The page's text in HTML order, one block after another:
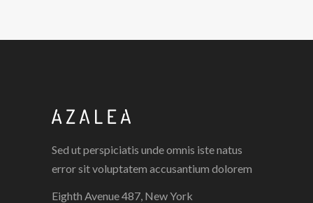
Sed ut perspiciatis unde omnis iste natus
error sit voluptatem accusantium dolorem
Eighth Avenue 487, New York